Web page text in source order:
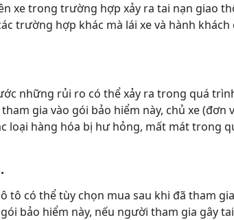
xe trong trường hợp xảy ra tai nạn giao
trường hợp khác mà lái xe và hành khách
những rủi ro có thể xảy ra trong quá
gia vào gói bảo hiểm này, chủ xe (đơn
loại hàng hóa bị hư hỏng, mất mát trong
tô có thể tùy chọn mua sau khi đã tham
bảo hiểm này, nếu người tham gia gây